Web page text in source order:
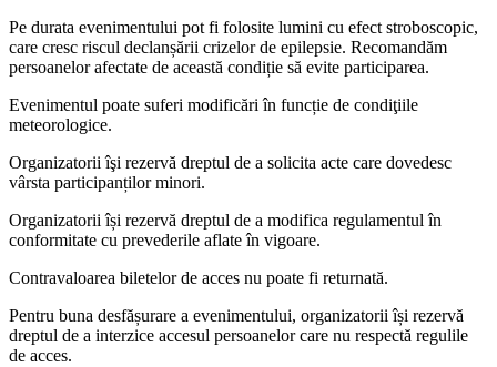
Pe durata evenimentului pot fi folosite lumini cu efect stroboscopic,
care cresc riscul declanșării crizelor de epilepsie. Recomandăm
persoanelor afectate de această condiție să evite participarea.
Evenimentul poate suferi modificări în funcție de condiţiile
meteorologice.
Organizatorii îşi rezervă dreptul de a solicita acte care dovedesc
vârsta participanților minori.
Organizatorii își rezervă dreptul de a modifica regulamentul în
conformitate cu prevederile aflate în vigoare.
Contravaloarea biletelor de acces nu poate fi returnată.
Pentru buna desfășurare a evenimentului, organizatorii își rezervă
dreptul de a interzice accesul persoanelor care nu respectă regulile
de acces.